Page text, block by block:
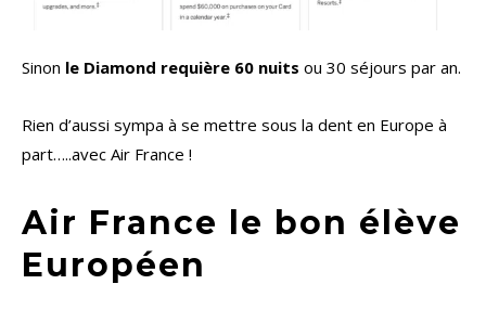
Sinon le Diamond requière 60 nuits ou 30 séjours par an.
Rien d’aussi sympa à se mettre sous la dent en Europe à
part…..avec Air France !
Air France le bon élève
Européen